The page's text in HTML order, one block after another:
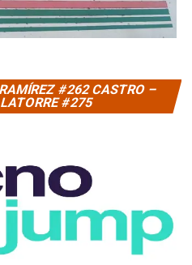
#262 CASTRO –
#275